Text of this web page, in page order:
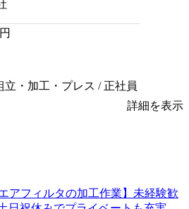
円
立・加工・プレス / 正社員
詳細を表示